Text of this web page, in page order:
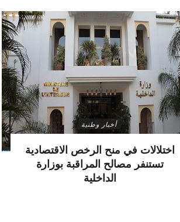
أخبار وطنية
اختلالات في منح الرخص الاقتصادية
تستنفر مصالح المراقبة بوزارة
الداخلية